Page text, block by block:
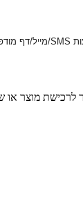
SMS/מייל/דף